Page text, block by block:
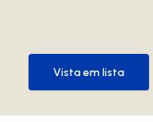
Vista em lista
Vista em lista